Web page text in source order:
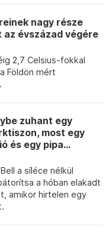
nagy része
évszázad végére
2,7 Celsius-fokkal
Földön mért
zuhant egy
most egy
és egy pipa...
a síléce nélkül
a hóban elakadt
amikor hirtelen egy